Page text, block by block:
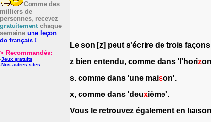
Comme des
milliers de
personnes, recevez
gratuitementchaque
semaine une leçon
de français !
> Recommandés:
-Jeux gratuits
-Nos autres sites
Le son [z] peut s'écrire de trois façons
z bien entendu, comme dans 'l'horiz
s, comme dans 'une maison'.
x, comme dans 'deuxième'.
Vous le retrouvez également en